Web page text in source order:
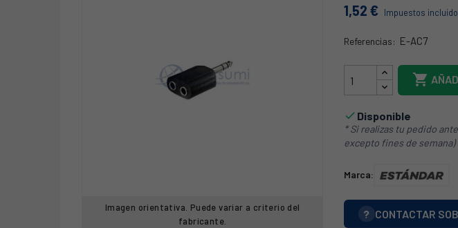
Imagen orientativa. Puede variar a criterio del
fabricante.
1,52 € Impuestos
Referencias: E-AC7
AC7

 Disponible
* Si realizas tu pedido
excepto fines de semana)
Marca:
? CONTACTAR